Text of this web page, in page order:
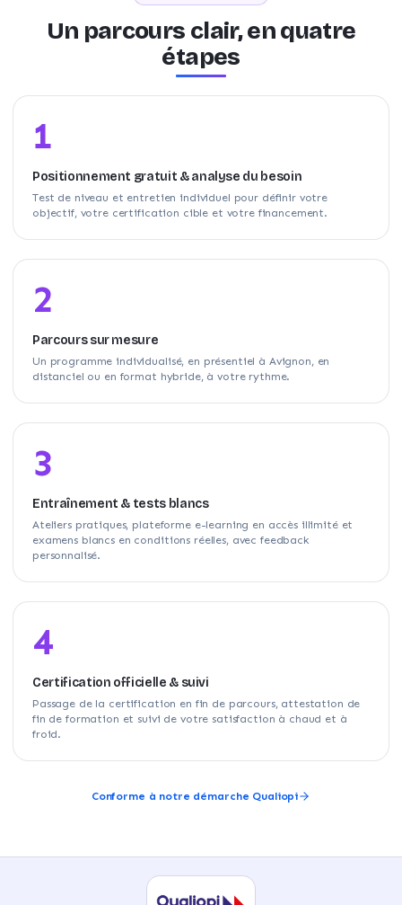
Un parcours clair, en quatre
étapes
1
Positionnement gratuit & analyse du besoin
Test de niveau et entretien individuel pour définir votre
objectif, votre certification cible et votre financement.
2
Parcours sur mesure
Un programme individualisé, en présentiel à Avignon, en
distanciel ou en format hybride, à votre rythme.
3
Entraînement & tests blancs
Ateliers pratiques, plateforme e-learning en accès illimité et
examens blancs en conditions réelles, avec feedback
personnalisé.
4
Certification officielle & suivi
Passage de la certification en fin de parcours, attestation de
fin de formation et suivi de votre satisfaction à chaud et à
froid.
Conforme à notre démarche Qualiopi